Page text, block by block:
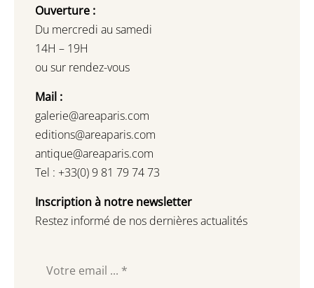
Ouverture :
Du mercredi au samedi
14H – 19H
ou sur rendez-vous
Mail :
galerie@areaparis.com
editions@areaparis.com
antique@areaparis.com
Tel : +33(0) 9 81 79 74 73
Inscription à notre newsletter
Restez informé de nos dernières actualités